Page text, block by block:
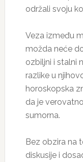
održali svoju
Veza između
možda neće
ozbiljni i stalni
razlike u
horoskopska
da je
sumorna.
Bez obzira na
diskusije i